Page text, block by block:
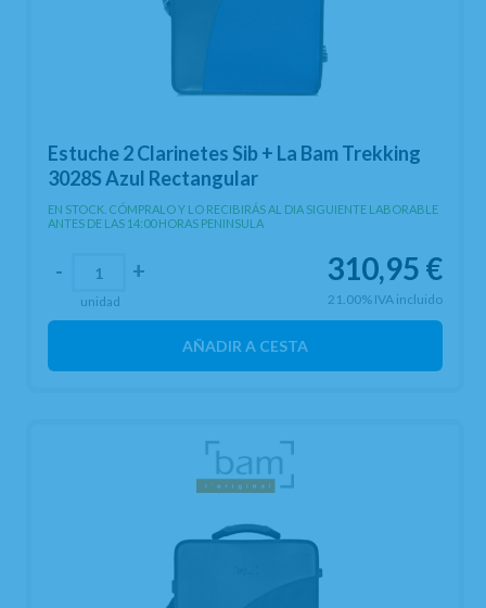
Estuche 2 Clarinetes Sib + La Bam Trekking
3028S Azul Rectangular
EN STOCK. CÓMPRALO Y LO RECIBIRÁS AL DIA SIGUIENTE LABORABLE
ANTES DE LAS 14:00 HORAS PENINSULA
310,95 €
21.00% IVA incluido
- +
unidad
AÑADIR A CESTA